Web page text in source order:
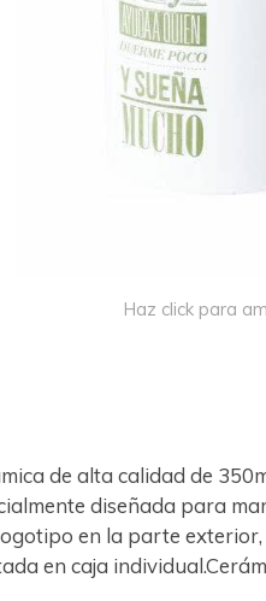
Haz click para
de alta calidad de
diseñada para
en la parte
en caja